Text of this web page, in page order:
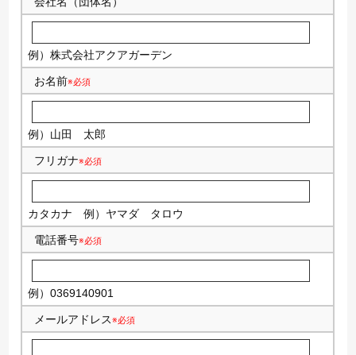
例）株式会社アクアガーデン
お名前※必須
例）山田 太郎
フリガナ※必須
カタカナ 例）ヤマダ タロウ
電話番号※必須
例）0369140901
メールアドレス※必須